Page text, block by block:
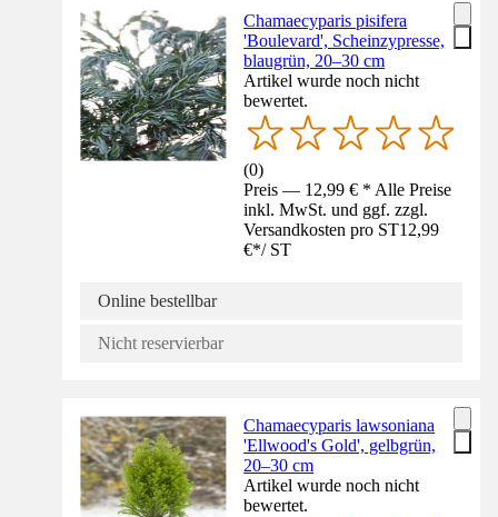
Chamaecyparis pisifera
'Boulevard', Scheinzypresse,
blaugrün, 20–30 cm
Artikel wurde noch nicht
bewertet.
(0)
Preis — 12,99 € * Alle Preise
inkl. MwSt. und ggf. zzgl.
Versandkosten pro ST12,99
€*/ ST
Online bestellbar
Nicht reservierbar
Chamaecyparis lawsoniana
'Ellwood's Gold', gelbgrün,
20–30 cm
Artikel wurde noch nicht
bewertet.